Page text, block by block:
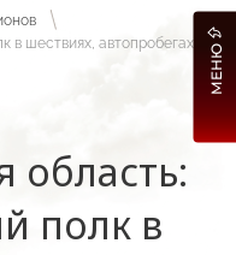
в шествиях, автопробегах и
область:
полк в
МЕНЮ